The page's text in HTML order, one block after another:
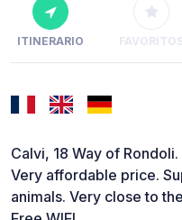
ITINERARIO FAVORITOS
Calvi, 18 Way of
Very affordable price.
animals. Very close to